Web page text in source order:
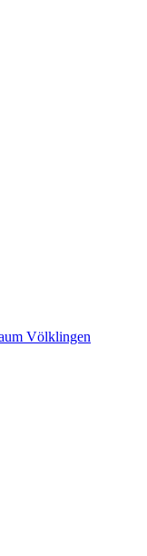
Völklingen